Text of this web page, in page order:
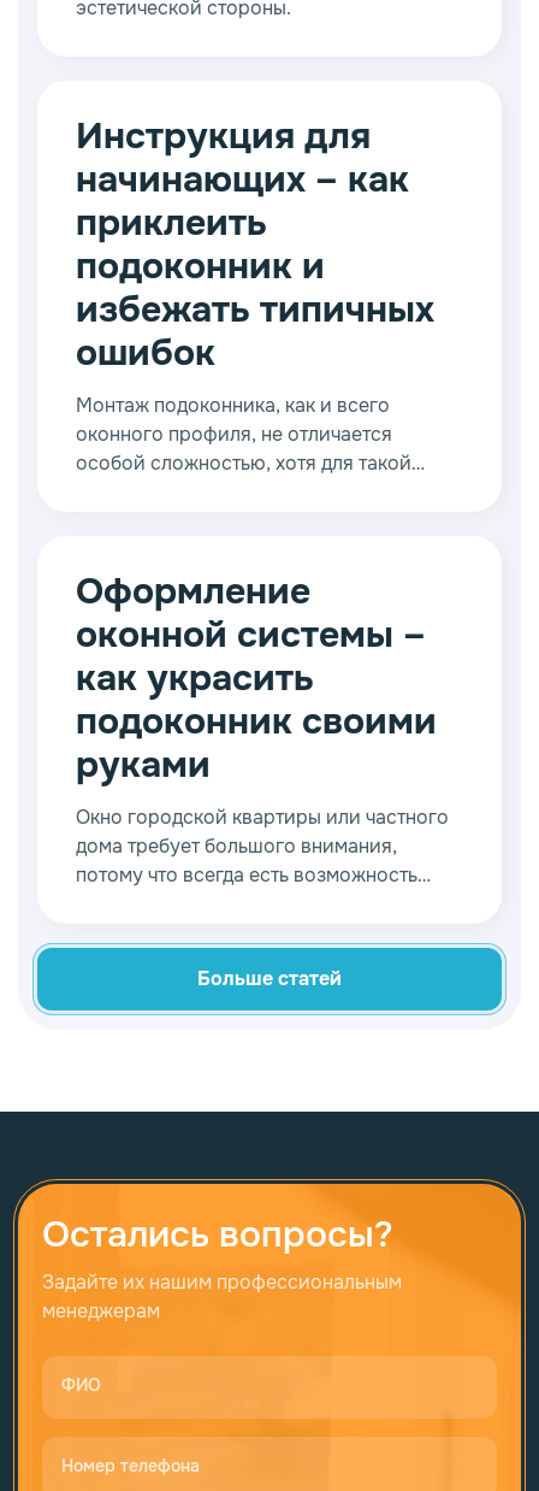
эстетической стороны.
Инструкция для
начинающих – как
приклеить
подоконник и
избежать типичных
ошибок
Монтаж подоконника, как и всего
оконного профиля, не отличается
особой сложностью, хотя для такой
состоянии у себя дома выполнить
необходимый монтаж быстро и
качественно.
Оформление
оконной системы –
как украсить
подоконник своими
руками
Окно городской квартиры или частного
дома требует большого внимания,
потому что всегда есть возможность
своими руками?Больше статей
Остались вопросы?
Задайте их нашим профессиональным
менеджерам
ФИО
Номер телефона